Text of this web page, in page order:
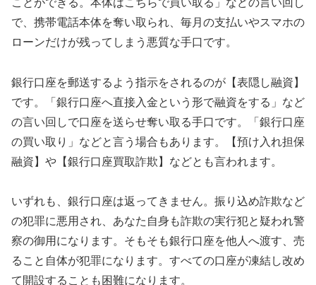
で、携帯電話本体を奪い取られ、毎月の支払いやスマホの
ローンだけが残ってしまう悪質な手口です。
銀行口座を郵送するよう指示をされるのが【表隠し融資】
です。「銀行口座へ直接入金という形で融資をする」など
の言い回しで口座を送らせ奪い取る手口です。「銀行口座
の買い取り」などと言う場合もあります。【預け入れ担保
融資】や【銀行口座買取詐欺】などとも言われます。
いずれも、銀行口座は返ってきません。振り込め詐欺など
の犯罪に悪用され、あなた自身も詐欺の実行犯と疑われ警
察の御用になります。そもそも銀行口座を他人へ渡す、売
ること自体が犯罪になります。すべての口座が凍結し改め
て開設することも困難になります。